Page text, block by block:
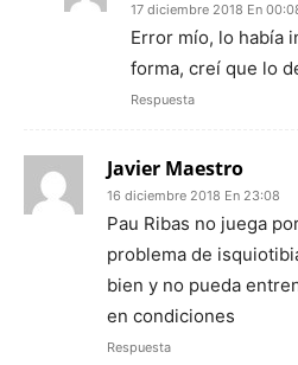
17 diciembre 2018 En
Error mío, lo había
forma, creí que lo
Respuesta
Javier Maestro
16 diciembre 2018 En 23:08
Pau Ribas no juega
problema de
bien y no pueda
en condiciones
Respuesta